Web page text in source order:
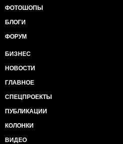
ФОТОШОПЫ
БЛОГИ
ФОРУМ
БИЗНЕС
НОВОСТИ
ГЛАВНОЕ
СПЕЦПРОЕКТЫ
ПУБЛИКАЦИИ
КОЛОНКИ
ВИДЕО